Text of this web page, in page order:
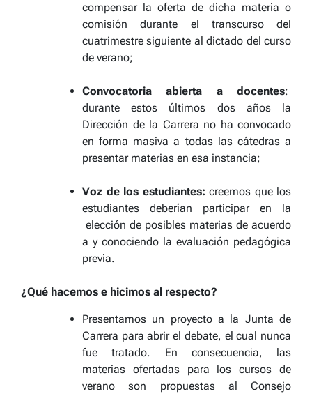
compensar la oferta de dicha materia o
comisión durante el transcurso del
cuatrimestre siguiente al dictado del curso
de verano;
Convocatoria abierta a docentes:
durante estos últimos dos años la
Dirección de la Carrera no ha convocado
en forma masiva a todas las cátedras a
presentar materias en esa instancia;
Voz de los estudiantes: creemos que los
estudiantes deberían participar en la
elección de posibles materias de acuerdo
a y conociendo la evaluación pedagógica
previa.
¿Qué hacemos e hicimos al respecto?
Presentamos un proyecto a la Junta de
Carrera para abrir el debate, el cual nunca
fue tratado. En consecuencia, las
materias ofertadas para los cursos de
verano son propuestas al Consejo